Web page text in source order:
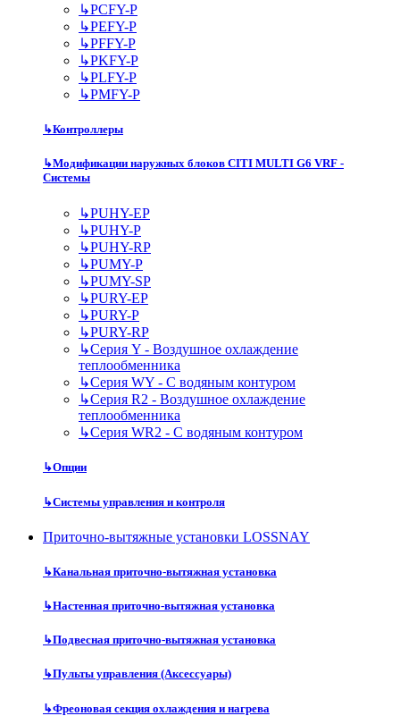
↳PCFY-P
↳PEFY-P
↳PFFY-P
↳PKFY-P
↳PLFY-P
↳PMFY-P
↳Контроллеры
↳Модификации наружных блоков CITI MULTI G6 VRF -
Системы
↳PUHY-EP
↳PUHY-P
↳PUHY-RP
↳PUMY-P
↳PUMY-SP
↳PURY-EP
↳PURY-P
↳PURY-RP
↳Серия Y - Воздушное охлаждение
теплообменника
↳Серия WY - С водяным контуром
↳Серия R2 - Воздушное охлаждение
теплообменника
↳Серия WR2 - С водяным контуром
↳Опции
↳Системы управления и контроля
Приточно-вытяжные установки LOSSNAY
↳Канальная приточно-вытяжная установка
↳Настенная приточно-вытяжная установка
↳Подвесная приточно-вытяжная установка
↳Пульты управления (Аксессуары)
↳Фреоновая секция охлаждения и нагрева